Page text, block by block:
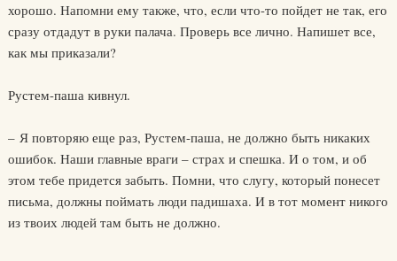
хорошо. Напомни ему также, что, если что-то пойдет не так, его
сразу отдадут в руки палача. Проверь все лично. Напишет все,
как мы приказали?
Рустем-паша кивнул.
– Я повторяю еще раз, Рустем-паша, не должно быть никаких
ошибок. Наши главные враги – страх и спешка. И о том, и об
этом тебе придется забыть. Помни, что слугу, который понесет
письма, должны поймать люди падишаха. И в тот момент никого
из твоих людей там быть не должно.